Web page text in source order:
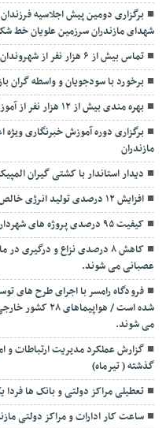
برگزاری دومین پیش اجلاسیه
شهدای مازندران سرزمین علویان خط
تماس بیش از ۶ هزار نفر از شهروندان با سامانه ۱۳۷ شهرداری ساری
برخورد با سودجویان و واسطه گران
بهره مندی بیش از ۱۲ هزار نفر از آموزش های فنی و حرفه ای در مازندران
برگزاری دوره آموزش خبرنگاری
مازندران
دیدار استاندار با کشتی گیران
افزایش ۱۲ درصدی تولید انرژی خالص در نیروگاه نکا
کیفیت ۹۵ درصدی پروژه های شهرداری ساری
کاهش ۸ درصدی نزاع و درگیری
عصبانی می شوند.
فرودگاه رامسر با اجرای طرح های
شده است /
می شوند.
گزارش عملکرد مدیریت ارتباطات و
گذشته ( تیرماه)
تعطیلی مراکز دولتی و بانک ها فردا یکشنبه ۷ مرداد ۱۴۰۳
ساعت کار ادارات و مراکز دولتی مازندران از ۶ تا ۱۰ صبح در روز